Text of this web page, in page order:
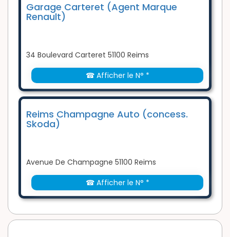
Garage Carteret (Agent Marque
Renault)
34 Boulevard Carteret 51100 Reims
☎ Afficher le N° *
Reims Champagne Auto (concess.
Skoda)
Avenue De Champagne 51100 Reims
☎ Afficher le N° *